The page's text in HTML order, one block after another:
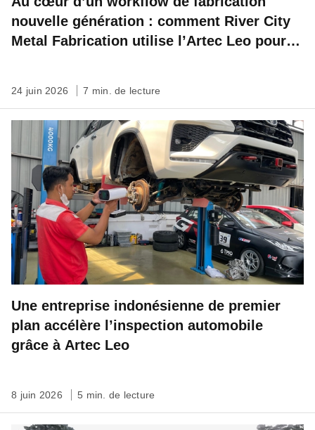
nouvelle génération : comment River City
Metal Fabrication utilise l’Artec Leo pour
24 juin 2026 7 min. de lecture
Une entreprise indonésienne de premier
plan accélère l’inspection automobile
grâce à Artec Leo
8 juin 2026 5 min. de lecture